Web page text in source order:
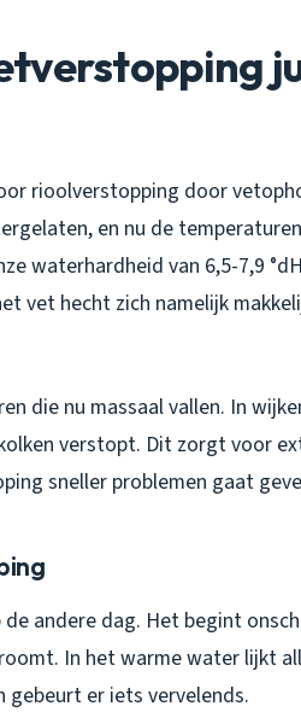
rioolverstopping door
en nu de
waterhardheid van 6,5-7,9
vet hecht zich namelijk
die nu massaal vallen. In
verstopt. Dit zorgt voor
sneller problemen gaat
andere dag. Het begint
In het warme water lijkt
er iets vervelends.